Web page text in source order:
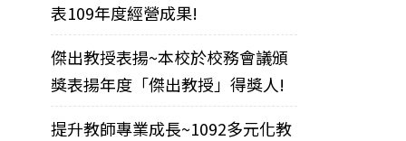
表109年度經營成果!
傑出教授表揚~本校於校務會議頒
獎表揚年度「傑出教授」得獎人!
提升教師專業成長~1092多元化教